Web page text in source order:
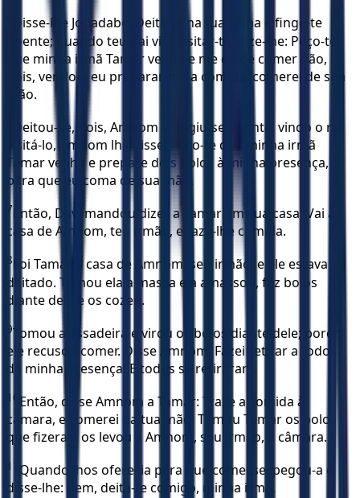
Disse-lhe Jonadabe: Deita-te na tua cama e finge-te
doente; quando teu pai vier visitar-te, dize-lhe: Peço-te
que minha irmã Tamar venha e me dê de comer pão,
pois, vendo-a eu preparar-me a comida, comerei de sua
mão.
Deitou-se, pois, Amnom e fingiu-se doente; vindo o rei
visitá-lo, Amnom lhe disse: Peço-te que minha irmã
Tamar venha e prepare dois bolos à minha presença,
para que eu coma de sua mão.
7
Então, Davi mandou dizer a Tamar em sua casa: Vai à
casa de Amnom, teu irmão, e faze-lhe comida.
8
Foi Tamar à casa de Amnom, seu irmão, e ele estava
deitado. Tomou ela a massa e a amassou, fez bolos
diante dele e os cozeu.
9Tomou a assadeira e virou os bolos diante dele; porém
ele recusou comer. Disse Amnom: Fazei retirar a todos
da minha presença. E todos se retiraram.
10 Então, disse Amnom a Tamar: Traze a comida à
câmara, e comerei da tua mão. Tomou Tamar os bolos
que fizera e os levou a Amnom, seu irmão, à câmara.
11
Quando lhos oferecia para que comesse, pegou-a e
disse-lhe: Vem, deita-te comigo, minha irmã.